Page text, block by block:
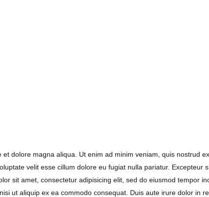
dolore magna aliqua. Ut enim ad minim veniam, quis nostrud
velit esse cillum dolore eu fugiat nulla pariatur. Excepteur
sit amet, consectetur adipisicing elit, sed do eiusmod tempor
ut aliquip ex ea commodo consequat. Duis aute irure dolor in